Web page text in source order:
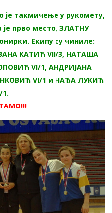
је такмичење у рукомету,
прво место, ЗЛАТНУ
Екипу су чиниле:
КАТИЋ VII/3, НАТАША
VI/1, АНДРИЈАНА
VI/1 и НАЂА ЛУКИЋ
1.